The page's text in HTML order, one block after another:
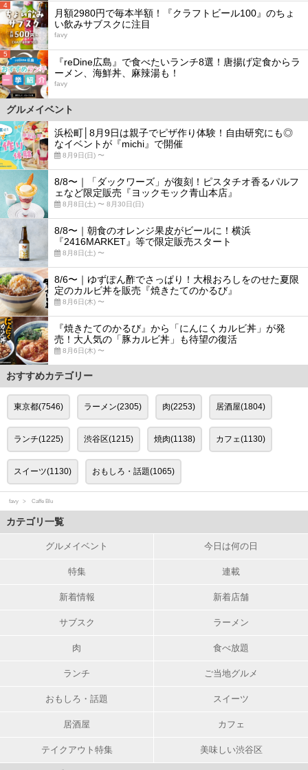
4
月額2980円で毎本半額！『クラフトビール100』のちょ
い飲みサブスクに注目
favy
5
『reDine広島』で食べたいランチ8選！唐揚げ定食からラ
ーメン、海鮮丼、麻辣湯も！
favy
グルメイベント
浜松町│8月9日は親子でピザ作り体験！自由研究にも◎
なイベントが『michi』で開催
8月9日(日) 〜
8/8〜｜「ダックワーズ」が復刻！ピスタチオ香るパルフ
ェなど限定販売『ヨックモック青山本店』
8月8日(土) 〜 8月30日(日)
8/8〜｜朝食のオレンジ果皮がビールに！横浜
『2416MARKET』等で限定販売スタート
8月8日(土) 〜
8/6〜｜ゆずぽん酢でさっぱり！大根おろしをのせた夏限
定のカルビ丼を販売『焼きたてのかるび』
8月6日(木) 〜
『焼きたてのかるび』から「にんにくカルビ丼」が発
売！大人気の「豚カルビ丼」も待望の復活
8月6日(木) 〜
おすすめカテゴリー
東京都(7546) ラーメン(2305) 肉(2253) 居酒屋(1804)
ランチ(1225) 渋谷区(1215) 焼肉(1138) カフェ(1130)
スイーツ(1130) おもしろ・話題(1065)
favy Caffe Blu
カテゴリ一覧
グルメイベント 今日は何の日
特集 連載
新着情報 新着店舗
サブスク ラーメン
肉 食べ放題
ランチ ご当地グルメ
おもしろ・話題 スイーツ
居酒屋 カフェ
テイクアウト特集 美味しい渋谷区